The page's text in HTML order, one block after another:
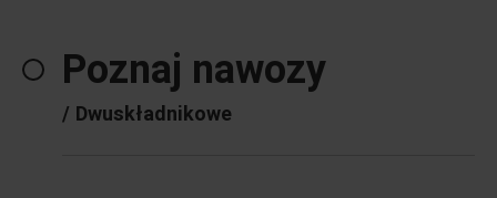
Poznaj nawozy
/ Dwuskładnikowe